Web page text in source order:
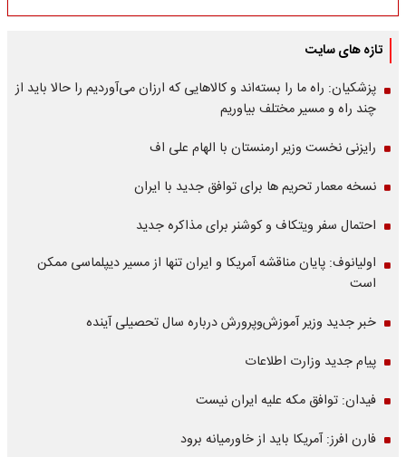
تازه های سایت
پزشکیان: راه ما را بسته‌اند و کالاهایی که ارزان می‌آوردیم را حالا باید از
چند راه و مسیر مختلف بیاوریم
رایزنی نخست وزیر ارمنستان با الهام علی اف
نسخه معمار تحریم ها برای توافق جدید با ایران
احتمال سفر ویتکاف و کوشنر برای مذاکره جدید
اولیانوف: پایان مناقشه آمریکا و ایران تنها از مسیر دیپلماسی ممکن
است
خبر جدید وزیر آموزش‌وپرورش درباره سال تحصیلی آینده
پیام جدید وزارت اطلاعات
فیدان: توافق مکه علیه ایران نیست
فارن افرز: آمریکا باید از خاورمیانه برود